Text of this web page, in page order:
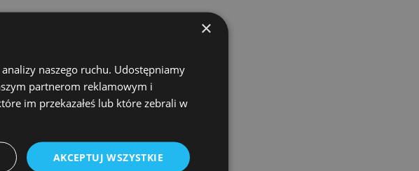
×
naszego ruchu. Udostępniamy
partnerom reklamowym i
im przekazałeś lub które zebrali w
AKCEPTUJ WSZYSTKIE